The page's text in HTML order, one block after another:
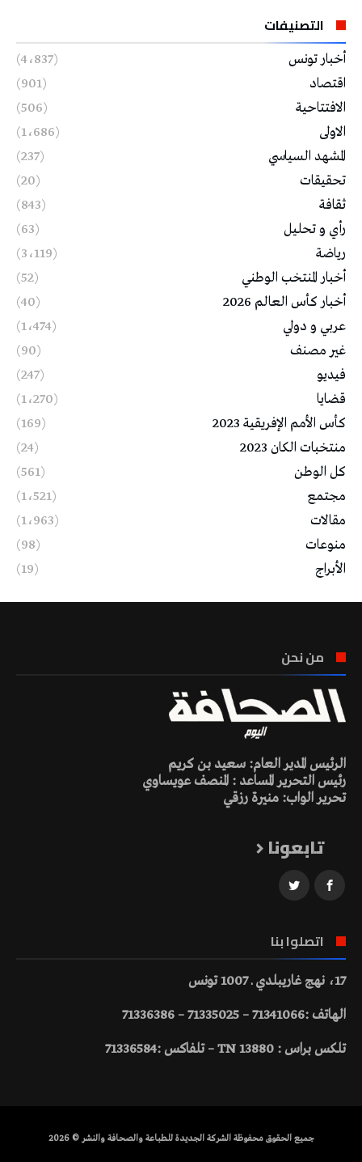
التصنيفات
أخبار تونس
(4٬837)
اقتصاد
(901)
الافتتاحية
(506)
الاولى
(1٬686)
المشهد السياسي
(237)
تحقيقات
(20)
ثقافة
(843)
رأي و تحليل
(63)
رياضة
(3٬119)
أخبار المنتخب الوطني
(52)
أخبار كأس العالم 2026
(40)
عربي و دولي
(1٬474)
غير مصنف
(90)
فيديو
(247)
قضايا
(1٬270)
كأس الأمم الإفريقية 2023
(169)
منتخبات الكان 2023
(24)
كل الوطن
(561)
مجتمع
(1٬521)
مقالات
(1٬963)
منوعات
(98)
الأبراج
(19)
من نحن
الرئيس المدير العام: سعيد بن كريم
رئيس التحرير المساعد : المنصف عويساوي
تحرير الواب: منيرة رزقي
تابعونا
اتصلوا بنا
17، نهج غاريبلدي ـ 1007 تونس
الهاتف :71341066 – 71335025 – 71336386
تلكس براس : 13880 TN – تلفاكس :71336584
جميع الحقوق محفوظة الشركة الجديدة للطباعة والصحافة والنشر © 2026